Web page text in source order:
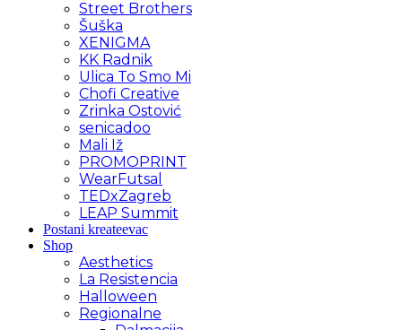
Street Brothers
Šuška
XENIGMA
KK Radnik
Ulica To Smo Mi
Chofi Creative
Zrinka Ostović
senicadoo
Mali Iž
PROMOPRINT
WearFutsal
TEDxZagreb
LEAP Summit
Postani kreateevac
Shop
Aesthetics
La Resistencia
Halloween
Regionalne